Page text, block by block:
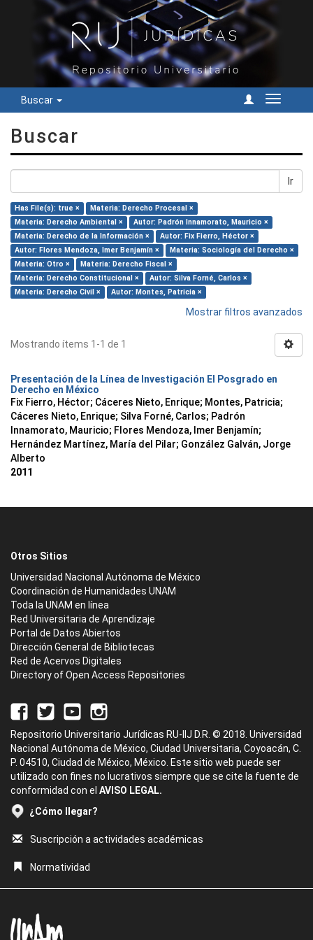
Buscar
Cambiar
Buscar
Ir
Has File(s): true ×
Materia: Derecho Procesal ×
Materia: Derecho Ambiental ×
Autor: Padrón Innamorato, Mauricio ×
Materia: Derecho de la Información ×
Autor: Fix Fierro, Héctor ×
Autor: Flores Mendoza, Imer Benjamín ×
Materia: Sociología del Derecho ×
Materia: Otro ×
Materia: Derecho Fiscal ×
Materia: Derecho Constitucional ×
Autor: Silva Forné, Carlos ×
Materia: Derecho Civil ×
Autor: Montes, Patricia ×
Mostrar filtros avanzados
Mostrando ítems 1-1 de 1
Presentación de la Línea de Investigación El Posgrado en
Derecho en México
Fix Fierro, Héctor; Cáceres Nieto, Enrique; Montes, Patricia;
Cáceres Nieto, Enrique; Silva Forné, Carlos; Padrón
Innamorato, Mauricio; Flores Mendoza, Imer Benjamín;
Hernández Martínez, María del Pilar; González Galván, Jorge
Alberto
2011
Otros Sitios
Universidad Nacional Autónoma de México
Coordinación de Humanidades UNAM
Toda la UNAM en línea
Red Universitaria de Aprendizaje
Portal de Datos Abiertos
Dirección General de Bibliotecas
Red de Acervos Digitales
Directory of Open Access Repositories
Repositorio Universitario Jurídicas RU-IIJ D.R. © 2018. Universidad
Nacional Autónoma de México, Ciudad Universitaria, Coyoacán, C.
P. 04510, Ciudad de México, México. Este sitio web puede ser
utilizado con fines no lucrativos siempre que se cite la fuente de
conformidad con el AVISO LEGAL.
¿Cómo llegar?
Suscripción a actividades académicas
Normatividad